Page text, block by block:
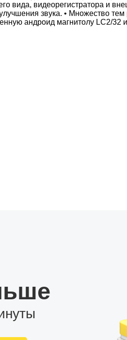
вида, видеорегистратора и
звука. • Множество тем
андроид магнитолу LC2/32